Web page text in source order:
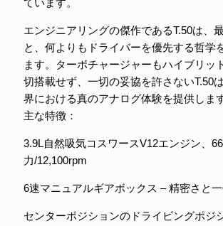
ています。
エンジニアリングの傑作であるT.50は、
と、何よりもドライバーを優先する哲学
ます。ターボチャージャーもハイブリッ
切搭載せず、一切の妥協を許さないT.50
界における真のアナログ体験を提供します
主な特徴：
3.9L自然吸気コスワースV12エンジン、
力/12,100rpm
6速マニュアルギアボックス – 精密さと
センターポジションのドライビングポジ